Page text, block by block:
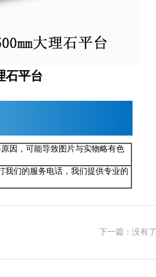
石平台
因，可能导致图片与实物略有色
我们的服务电话，我们提供专业的
下一篇：没有了